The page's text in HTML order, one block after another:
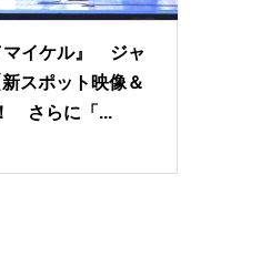
マイケル』 ジャ
スポット映像＆
さらに「...